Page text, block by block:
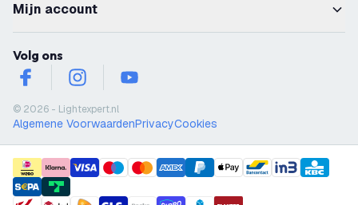
Mijn account
Volg ons
facebookinstagramyoutube
© 2026 - Lightexpert.nl
Algemene VoorwaardenPrivacyCookies
payment methods